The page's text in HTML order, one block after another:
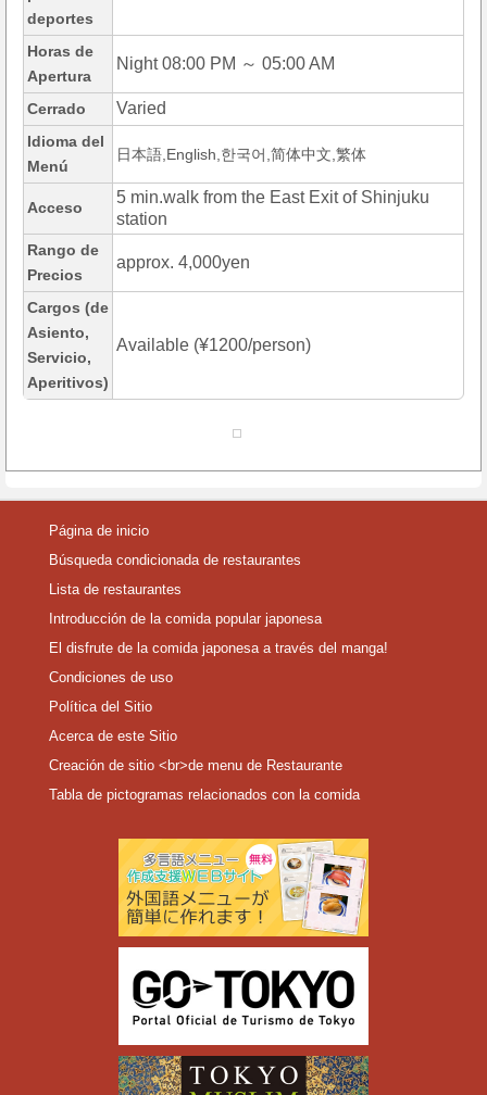
deportes
Horas de
Apertura
Night 08:00 PM ～ 05:00 AM
Cerrado Varied
Idioma del
Menú
日本語,English,한국어,简体中文,繁体
Acceso
5 min.walk from the East Exit of Shinjuku
station
Rango de
Precios
approx. 4,000yen
Cargos (de
Asiento,
Servicio,
Aperitivos)
Available (¥1200/person)
Página de inicio
Búsqueda condicionada de restaurantes
Lista de restaurantes
Introducción de la comida popular japonesa
El disfrute de la comida japonesa a través del manga!
Condiciones de uso
Política del Sitio
Acerca de este Sitio
Creación de sitio <br>de menu de Restaurante
Tabla de pictogramas relacionados con la comida